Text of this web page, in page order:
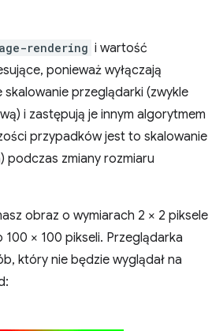
rendering i wartość
ponieważ wyłączają
przeglądarki (zwykle
i zastępują je innym algorytmem
przypadków jest to skalowanie
podczas zmiany rozmiaru
obraz o wymiarach 2 × 2 piksele
× 100 pikseli. Przeglądarka
który nie będzie wyglądał na